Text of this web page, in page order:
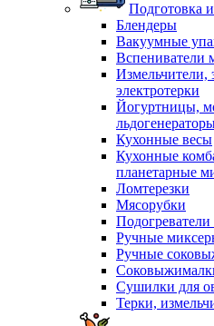
Подготовка
Блендеры
Вакуумные
Вспениватели
Измельчители,
электротерки
Йогуртницы,
Кухонные весы
Кухонные
планетарные
Ломтерезки
Мясорубки
Ручные
Ручные
Сушилки для
Терки,